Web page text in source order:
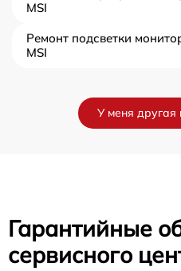
MSI
Ремонт подсветки
MSI
У меня другая
Гарантийные
сервисного